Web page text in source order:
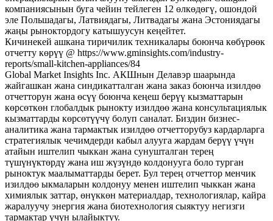
компаниясынын буга чейин тейлеген 12 өлкөдөгү, ошондой
эле Польшадагы, Латвиядагы, Литвадагы жана Эстониядагы
жаңы рыноктордогу катышуусун кеңейтет.
Кичинекей ашкана тиричилик техникалары боюнча көбүрөөк
отчетту көрүү @ https://www.gminsights.com/industry-
reports/small-kitchen-appliances/84
Global Market Insights Inc. АКШнын Делавэр шаарында
жайгашкан жана синдикатталган жана заказ боюнча изилдөө
отчетторун жана өсүү боюнча кеңеш берүү кызматтарын
көрсөткөн глобалдык рынокту изилдөө жана консультациялык
кызматтарды көрсөтүүчү болуп саналат. Биздин бизнес-
аналитика жана тармактык изилдөө отчетторубуз кардарларга
стратегиялык чечимдерди кабыл алууга жардам берүү үчүн
атайын иштелип чыккан жана сунушталган терең
түшүнүктөрдү жана иш жүзүндө колдонууга боло турган
рыноктук маалыматтарды берет. Бул терең отчеттор менчик
изилдөө ыкмаларын колдонуу менен иштелип чыккан жана
химиялык заттар, өнүккөн материалдар, технологиялар, кайра
жаралуучу энергия жана биотехнология сыяктуу негизги
тармактар ​​үчүн ылайыктуу.